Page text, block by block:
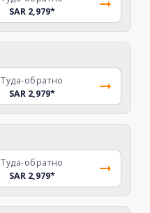
SAR 2,979*
Туда-обратно
SAR 2,979*
Туда-обратно
SAR 2,979*